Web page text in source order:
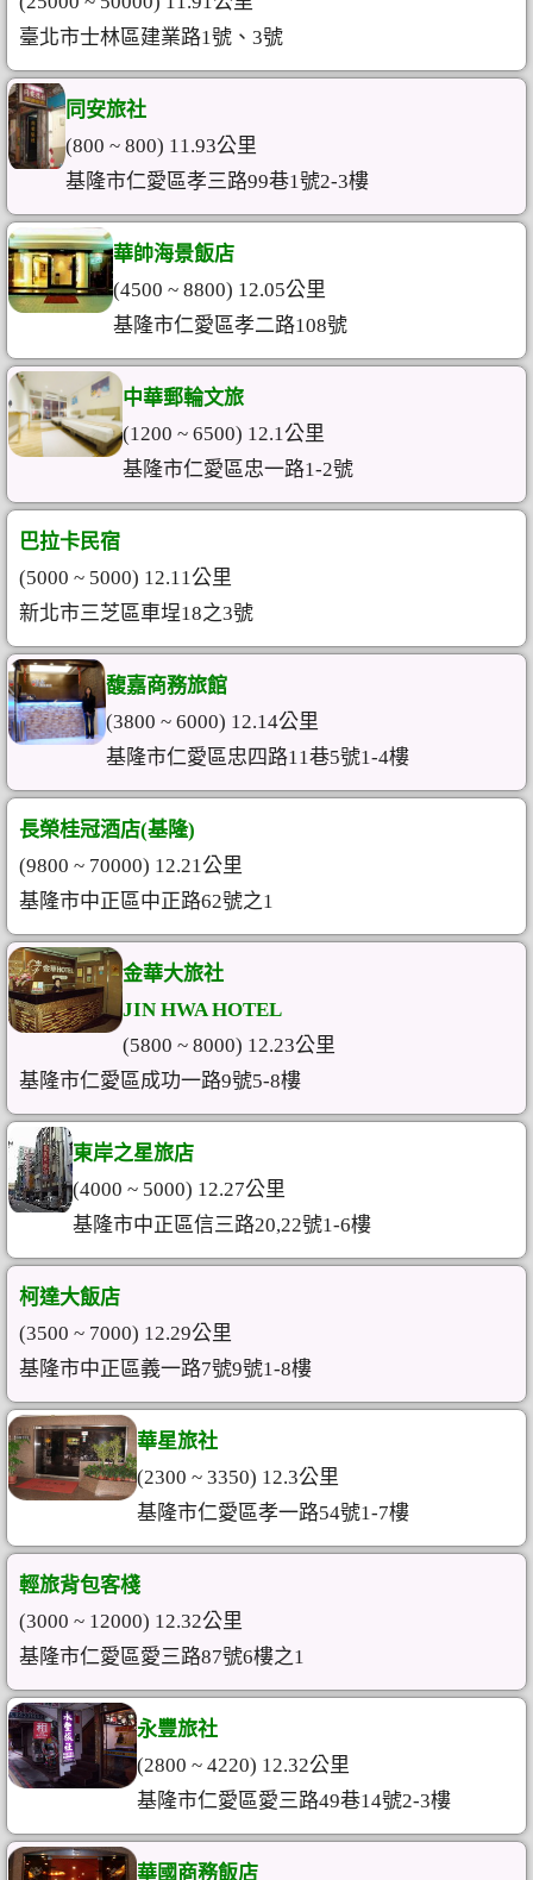
臺北市士林區建業路1號、3號
同安旅社
(800 ~ 800) 11.93公里
基隆市仁愛區孝三路99巷1號2-3樓
華帥海景飯店
(4500 ~ 8800) 12.05公里
基隆市仁愛區孝二路108號
中華郵輪文旅
(1200 ~ 6500) 12.1公里
基隆市仁愛區忠一路1-2號
巴拉卡民宿
(5000 ~ 5000) 12.11公里
新北市三芝區車埕18之3號
馥嘉商務旅館
(3800 ~ 6000) 12.14公里
基隆市仁愛區忠四路11巷5號1-4樓
長榮桂冠酒店(基隆)
(9800 ~ 70000) 12.21公里
基隆市中正區中正路62號之1
金華大旅社
JIN HWA HOTEL
(5800 ~ 8000) 12.23公里
基隆市仁愛區成功一路9號5-8樓
東岸之星旅店
(4000 ~ 5000) 12.27公里
基隆市中正區信三路20,22號1-6樓
柯達大飯店
(3500 ~ 7000) 12.29公里
基隆市中正區義一路7號9號1-8樓
華星旅社
(2300 ~ 3350) 12.3公里
基隆市仁愛區孝一路54號1-7樓
輕旅背包客棧
(3000 ~ 12000) 12.32公里
基隆市仁愛區愛三路87號6樓之1
永豐旅社
(2800 ~ 4220) 12.32公里
基隆市仁愛區愛三路49巷14號2-3樓
華國商務飯店